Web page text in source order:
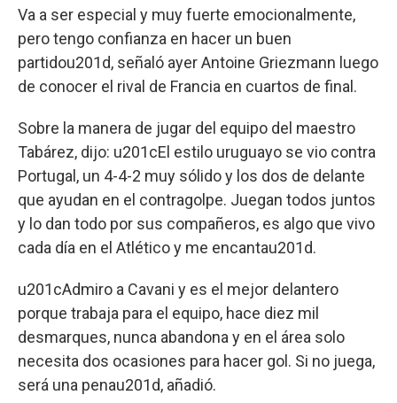
Va a ser especial y muy fuerte emocionalmente,
pero tengo confianza en hacer un buen
partidou201d, señaló ayer Antoine Griezmann luego
de conocer el rival de Francia en cuartos de final.
Sobre la manera de jugar del equipo del maestro
Tabárez, dijo: u201cEl estilo uruguayo se vio contra
Portugal, un 4-4-2 muy sólido y los dos de delante
que ayudan en el contragolpe. Juegan todos juntos
y lo dan todo por sus compañeros, es algo que vivo
cada día en el Atlético y me encantau201d.
u201cAdmiro a Cavani y es el mejor delantero
porque trabaja para el equipo, hace diez mil
desmarques, nunca abandona y en el área solo
necesita dos ocasiones para hacer gol. Si no juega,
será una penau201d, añadió.